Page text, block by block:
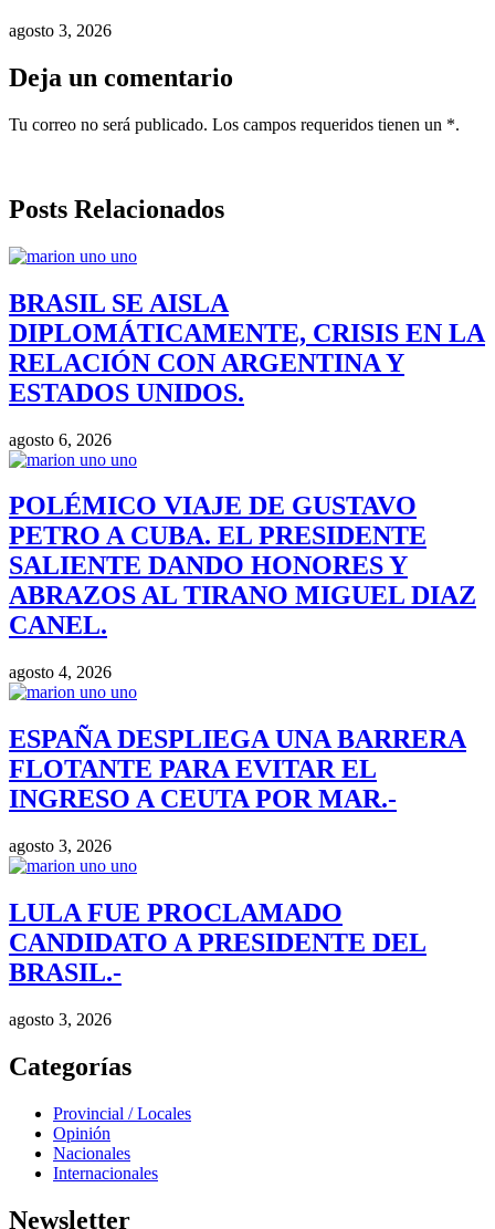
agosto 3, 2026
Deja un comentario
Tu correo no será publicado. Los campos requeridos tienen un *.
Posts Relacionados
BRASIL SE AISLA
DIPLOMÁTICAMENTE, CRISIS EN LA
RELACIÓN CON ARGENTINA Y
ESTADOS UNIDOS.
agosto 6, 2026
POLÉMICO VIAJE DE GUSTAVO
PETRO A CUBA. EL PRESIDENTE
SALIENTE DANDO HONORES Y
ABRAZOS AL TIRANO MIGUEL DIAZ
CANEL.
agosto 4, 2026
ESPAÑA DESPLIEGA UNA BARRERA
FLOTANTE PARA EVITAR EL
INGRESO A CEUTA POR MAR.-
agosto 3, 2026
LULA FUE PROCLAMADO
CANDIDATO A PRESIDENTE DEL
BRASIL.-
agosto 3, 2026
Categorías
Provincial / Locales
Opinión
Nacionales
Internacionales
Newsletter